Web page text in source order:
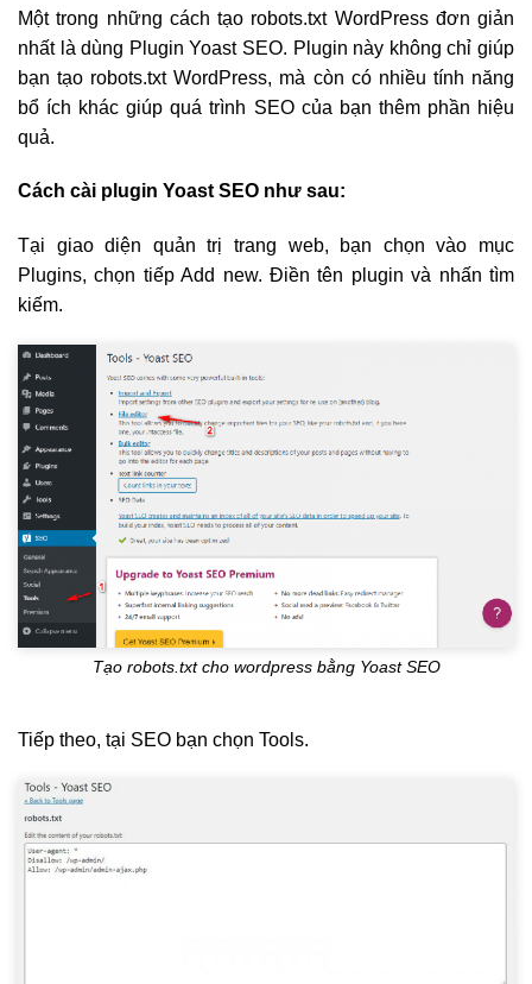
Một trong những cách tạo robots.txt WordPress đơn giản
nhất là dùng Plugin Yoast SEO. Plugin này không chỉ giúp
bạn tạo robots.txt WordPress, mà còn có nhiều tính năng
bổ ích khác giúp quá trình SEO của bạn thêm phần hiệu
quả.
Cách cài plugin Yoast SEO như sau:
Tại giao diện quản trị trang web, bạn chọn vào mục
Plugins, chọn tiếp Add new. Điền tên plugin và nhấn tìm
kiếm.
Tạo robots.txt cho wordpress bằng Yoast SEO
Tiếp theo, tại SEO bạn chọn Tools.